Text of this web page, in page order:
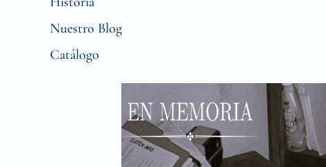
Nuestro Blog
Catálogo